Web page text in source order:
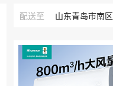
配送至 山东青岛市南区